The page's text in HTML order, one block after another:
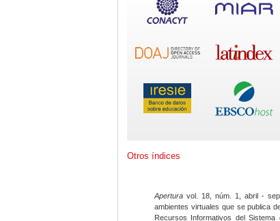
Otros índices
Apertura vol. 18, núm. 1, abril -
ambientes virtuales que se publica
Recursos Informativos del